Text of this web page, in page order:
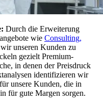
Durch die Erweiterung
wie Consulting,
unseren Kunden zu
gezielt Premium-
in denen der Preisdruck
identifizieren wir
unsere Kunden, die in
für gute Margen sorgen.